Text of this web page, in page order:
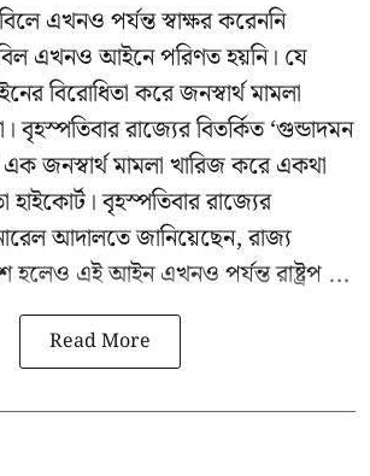
এখনও পর্যন্ত স্বাক্ষর করেননি
বিল এখনও আইনে পরিণত হয়নি। যে
বিরোধিতা করে জনস্বার্থ মামলা
বৃহস্পতিবার রাজ্যের বিতর্কিত ‘গুন্ডাদমন
জনস্বার্থ মামলা খারিজ করে একথা
বৃহস্পতিবার রাজ্যের
আদালতে জানিয়েছেন, রাজ্য
হলেও এই আইন এখনও পর্যন্ত রাষ্ট্রপ ...
Read More